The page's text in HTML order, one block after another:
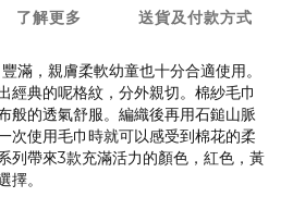
了解更多 送貨及付款方式
滿，親膚柔軟幼童也十分合適使用。
經典的呢格紋，分外親切。棉紗毛巾
般的透氣舒服。編織後再用石鎚山脈
次使用毛巾時就可以感受到棉花的柔
列帶來3款充滿活力的顏色，紅色，黃
擇。